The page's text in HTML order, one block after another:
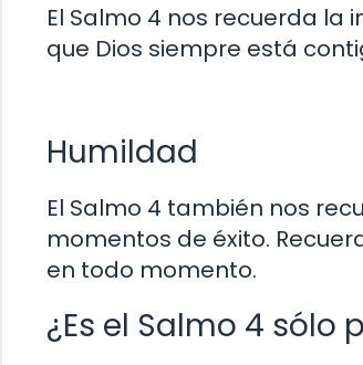
El Salmo 4 nos recuerda la
que Dios siempre está
Humildad
El Salmo 4 también nos
momentos de éxito.
en todo momento.
¿Es el Salmo 4 sólo